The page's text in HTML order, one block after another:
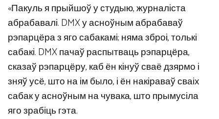
«Пакуль я прыйшоў у студыю, журналіста
абрабавалі. DMX у асноўным абрабаваў
рэпарцёра з яго сабакамі; няма зброі, толькі
сабакі. DMX пачаў распытваць рэпарцёра,
сказаў рэпарцёру, каб ён кінуў сваё дзярмо і
зняў усё, што на ім было, і ён накіраваў сваіх
сабак у асноўным на чувака, што прымусіла
яго зрабіць гэта.